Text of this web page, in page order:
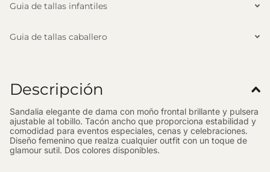
Guia de tallas infantiles
Guia de tallas caballero
Descripción
Sandalia elegante de dama con moño frontal brillante y pulsera
ajustable al tobillo. Tacón ancho que proporciona estabilidad y
comodidad para eventos especiales, cenas y celebraciones.
Diseño femenino que realza cualquier outfit con un toque de
glamour sutil. Dos colores disponibles.